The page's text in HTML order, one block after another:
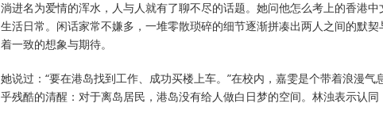
淌进名为爱情的浑水，人与人就有了聊不尽的话题。她问他怎么考上的香港
生活日常。闲话家常不嫌多，一堆零散琐碎的细节逐渐拼凑出两人之间的默
着一致的想象与期待。
她说过：“要在港岛找到工作、成功买楼上车。”在校内，嘉雯是个带着浪漫
乎残酷的清醒：对于离岛居民，港岛没有给人做白日梦的空间。林浊表示认